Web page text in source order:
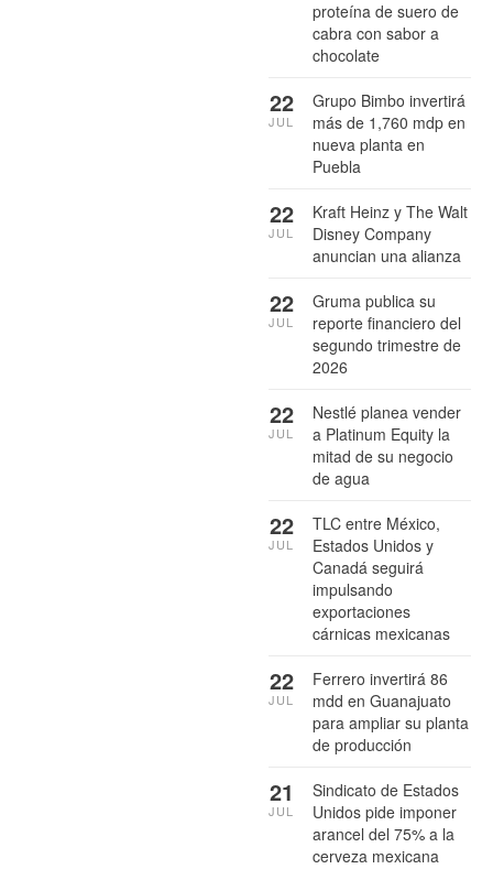
proteína de suero de
cabra con sabor a
chocolate
Grupo Bimbo invertirá
más de 1,760 mdp en
nueva planta en
Puebla
22
JUL
Kraft Heinz y The Walt
Disney Company
anuncian una alianza
22
JUL
Gruma publica su
reporte financiero del
segundo trimestre de
2026
22
JUL
Nestlé planea vender
a Platinum Equity la
mitad de su negocio
de agua
22
JUL
TLC entre México,
Estados Unidos y
Canadá seguirá
impulsando
exportaciones
cárnicas mexicanas
22
JUL
Ferrero invertirá 86
mdd en Guanajuato
para ampliar su planta
de producción
22
JUL
Sindicato de Estados
Unidos pide imponer
arancel del 75% a la
cerveza mexicana
21
JUL